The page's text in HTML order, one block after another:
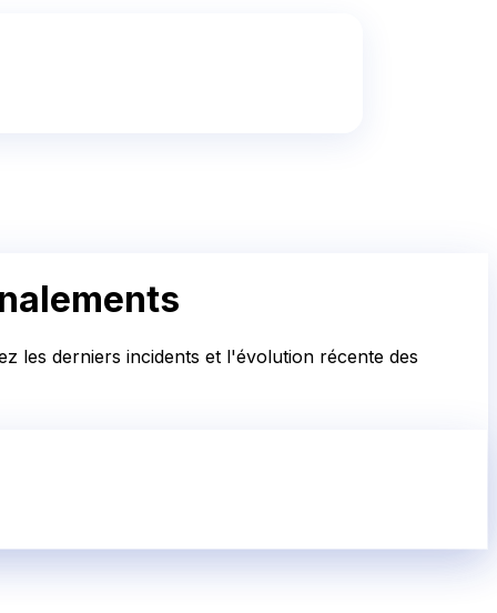
les derniers incidents et l'évolution récente des